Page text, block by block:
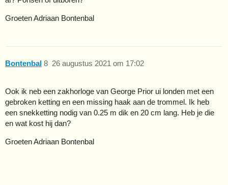
Groeten Adriaan Bontenbal
Bontenbal 26 augustus 2021 om 17:02
8
Ook ik neb een zakhorloge van George Prior ui londen met een
gebroken ketting en een missing haak aan de trommel. Ik heb
een snekketting nodig van 0.25 m dik en 20 cm lang. Heb je die
en wat kost hij dan?
Groeten Adriaan Bontenbal